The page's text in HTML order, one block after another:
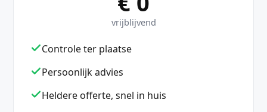
vrijblijvend
Controle ter plaatse
Persoonlijk advies
Heldere offerte, snel in huis